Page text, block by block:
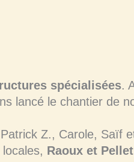
spécialisées.
lancé le chantier de
Z., Carole, Saïf
Raoux et Pellet